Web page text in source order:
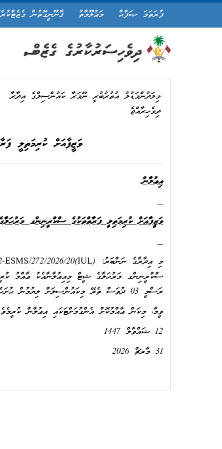
ފުރަތަމަ ޞަފްޙާ މަޢުލޫމާތު ޤާނޫނީގޮތުން
މިލަދުންމަޑުލު އުތުރުބުރީ ނޫމަރާ ކައުންސިލްގެ އިދާރާ
ދިވެހިރާއްޖެ
ވަޒީފާއަށް ކުރިމަތިލީ
އިޢުލާން
ވަޒީފާއަށް ކުރިމަތިލީ ފަރާތްތަކުގެ ސްކްރީނިންގ
ސްކްރީނިންގ މަރުހަލާގެ ޝީޓް މިއިޢުލާނާއެކު ޢާއްމު
ރަސްމީ 03 ދުވަސް ތެރޭ މިކައުންސިލަށް ލިޔުމުން ޙުށަހެޅުމަށް ދަންނަވަމެވެ.
ވީމާ، މިކަން ޢާއްމުކޮށް އެންގުމަށްޓަކައި އިޢުލާން
12 ޝައްވާލް 1447
31 މާރޗް 2026